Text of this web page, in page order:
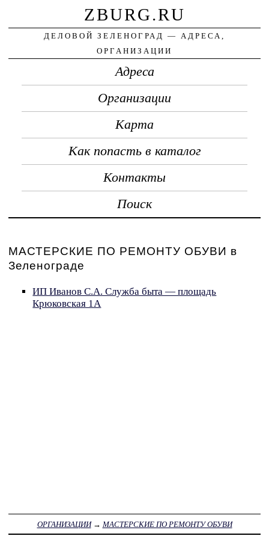
ZBURG.RU
ДЕЛОВОЙ ЗЕЛЕНОГРАД — АДРЕСА,
ОРГАНИЗАЦИИ
Адреса
Организации
Карта
Как попасть в каталог
Контакты
Поиск
МАСТЕРСКИЕ ПО РЕМОНТУ ОБУВИ в
Зеленограде
ИП Иванов С.А. Служба быта — площадь
Крюковская 1А
ОРГАНИЗАЦИИ→ МАСТЕРСКИЕ ПО РЕМОНТУ ОБУВИ